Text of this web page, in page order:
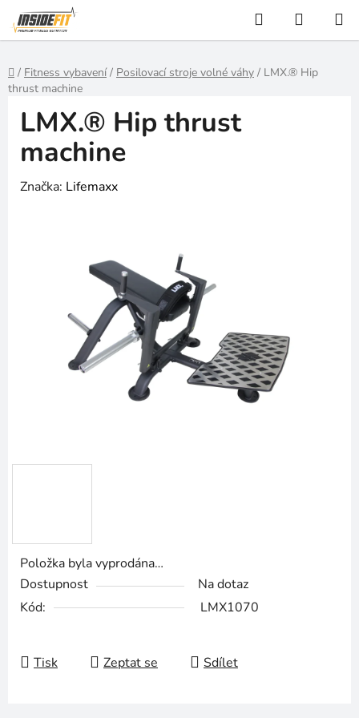
Přejít
na
obsah
Hledat
KOŠÍK
Domů
/ Fitness vybavení / Posilovací stroje volné váhy / LMX.® Hip
thrust machine
Položka byla vyprodána…
Dostupnost
Na dotaz
Kód:
LMX1070
Tisk Zeptat se Sdílet
LMX.® Hip thrust
machine
Značka: Lifemaxx